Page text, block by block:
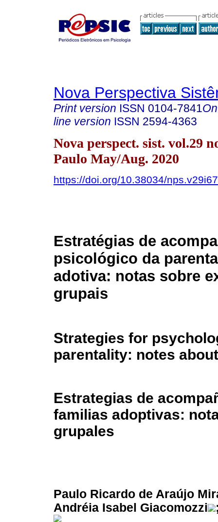
Nova Perspectiva
Print version ISSN 0104-7841
line version ISSN 2594-4363
Nova perspect. sist. vol.29
Paulo May/Aug. 2020
https://doi.org/10.38034/
Estratégias de
psicológico da
adotiva: notas sobre
grupais
Strategies for
parentality: notes
Estrategias de
familias adoptivas:
grupales
Paulo Ricardo de Araújo
Andréia Isabel Giacomozzi